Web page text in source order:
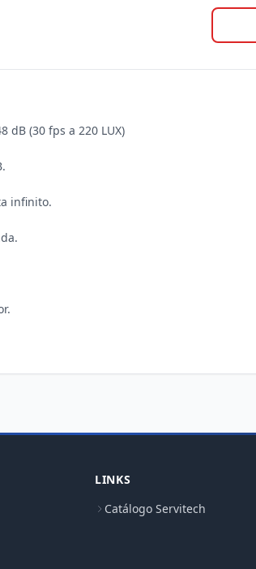
dB (30 fps a 220 LUX)
infinito.
LINKS
Catálogo Servitech